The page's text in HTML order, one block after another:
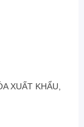
XUẤT KHẨU,